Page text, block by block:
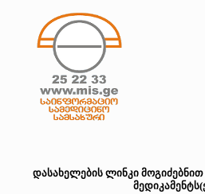
დასახელების ლინკი